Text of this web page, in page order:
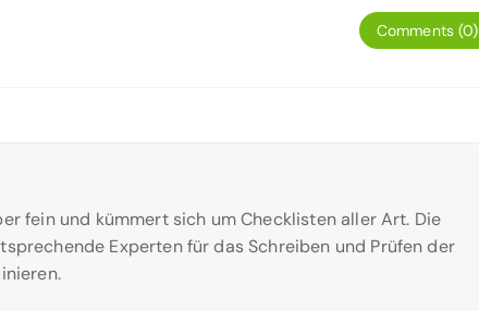
Comments (0)
fein und kümmert sich um Checklisten aller Art. Die
Experten für das Schreiben und Prüfen der